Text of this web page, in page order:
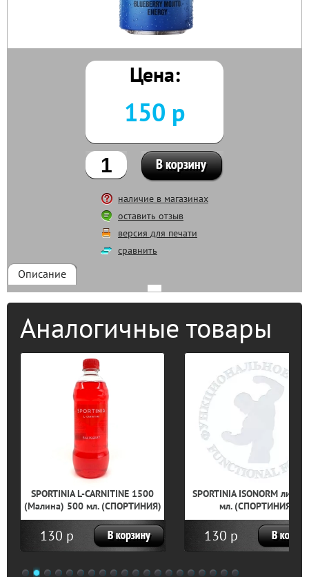
Цена:
150 р
наличие в магазинах
оставить отзыв
версия для печати
сравнить
Описание
Аналогичные товары
SPORTINIA L-CARNITINE 1500
(Малина) 500 мл. (СПОРТИНИЯ)
130 р
SPORTINIA ISONORM личи
мл. (СПОРТИНИЯ)
130 р
1 2 3 4 5 6 7 8 9 10 11 12 13 14 15 16 17 18 19